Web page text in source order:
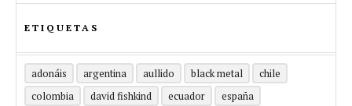
ETIQUETAS
adonáis argentina aullido black metal
chile
colombia
david fishkind ecuador
españa